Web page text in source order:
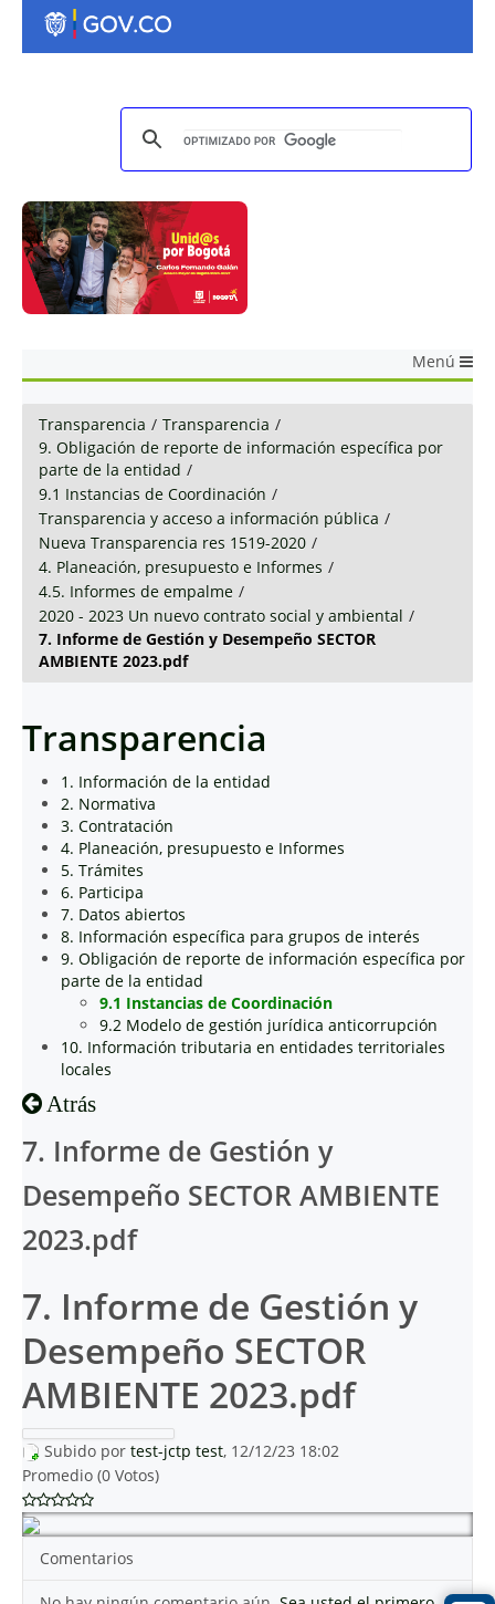
Menú
Transparencia / Transparencia /
9. Obligación de reporte de información específica por
parte de la entidad /
9.1 Instancias de Coordinación /
Transparencia y acceso a información pública /
Nueva Transparencia res 1519-2020 /
4. Planeación, presupuesto e Informes /
4.5. Informes de empalme /
2020 - 2023 Un nuevo contrato social y ambiental /
7. Informe de Gestión y Desempeño SECTOR
AMBIENTE 2023.pdf
Transparencia
1. Información de la entidad
2. Normativa
3. Contratación
4. Planeación, presupuesto e Informes
5. Trámites
6. Participa
7. Datos abiertos
8. Información específica para grupos de interés
9. Obligación de reporte de información específica por
parte de la entidad
9.1 Instancias de Coordinación
9.2 Modelo de gestión jurídica anticorrupción
10. Información tributaria en entidades territoriales
locales
Atrás
7. Informe de Gestión y
Desempeño SECTOR AMBIENTE
2023.pdf
7. Informe de Gestión y
Desempeño SECTOR
AMBIENTE 2023.pdf
Subido por test-jctp test, 12/12/23 18:02
Promedio (0 Votos)
Comentarios